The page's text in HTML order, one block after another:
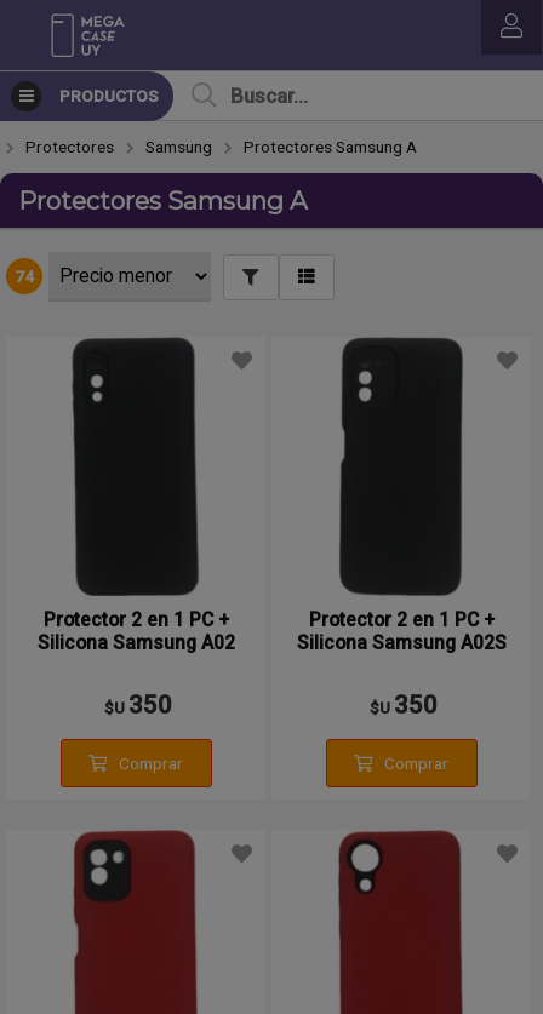
PRODUCTOS
Protectores Samsung Protectores Samsung A
Protectores Samsung A
74
Protector 2 en 1 PC +
Silicona Samsung A02
$U 350
Comprar
Protector 2 en 1 PC +
Silicona Samsung A02S
$U 350
Comprar